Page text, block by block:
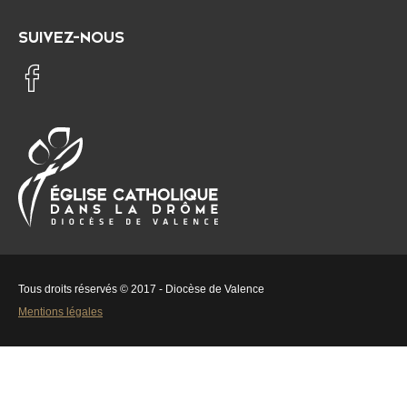
SUIVEZ-NOUS
c
t
e
e
Tous droits réservés © 2017 - Diocèse de Valence
Mentions légales